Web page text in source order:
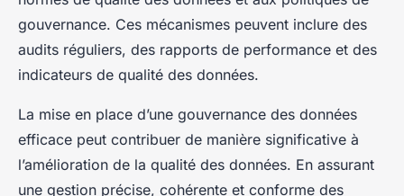
gouvernance. Ces mécanismes peuvent inclure des
audits réguliers, des rapports de performance et des
indicateurs de qualité des données.
La mise en place d’une gouvernance des données
efficace peut contribuer de manière significative à
l’amélioration de la qualité des données. En assurant
une gestion précise, cohérente et conforme des